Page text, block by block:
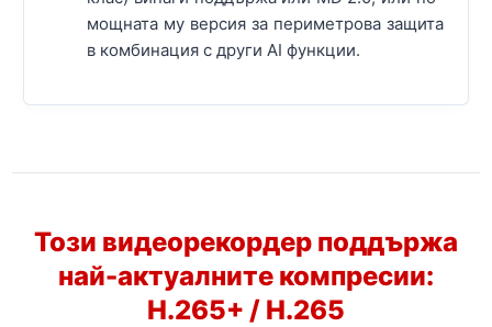
мощната му версия за периметрова защита
в комбинация с други AI функции.
Този видеорекордер поддържа
най-актуалните компресии:
H.265+ / H.265